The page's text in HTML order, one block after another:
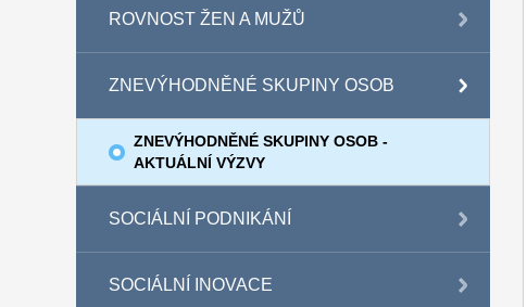
ROVNOST ŽEN A MUŽŮ
ZNEVÝHODNĚNÉ SKUPINY OSOB
ZNEVÝHODNĚNÉ SKUPINY OSOB -
AKTUÁLNÍ VÝZVY
SOCIÁLNÍ PODNIKÁNÍ
SOCIÁLNÍ INOVACE